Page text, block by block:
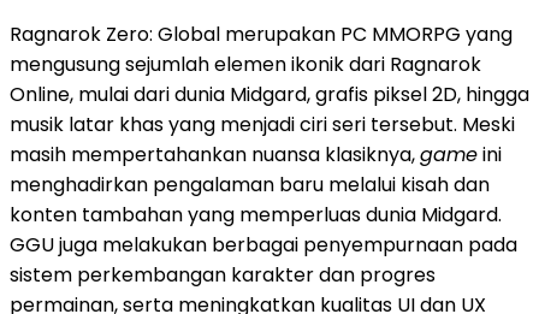
Ragnarok Zero: Global merupakan PC MMORPG yang
mengusung sejumlah elemen ikonik dari Ragnarok
Online, mulai dari dunia Midgard, grafis piksel 2D, hingga
musik latar khas yang menjadi ciri seri tersebut. Meski
masih mempertahankan nuansa klasiknya,gameini
menghadirkan pengalaman baru melalui kisah dan
konten tambahan yang memperluas dunia Midgard.
GGU juga melakukan berbagai penyempurnaan pada
sistem perkembangan karakter dan progres
permainan, serta meningkatkan kualitas UI dan UX